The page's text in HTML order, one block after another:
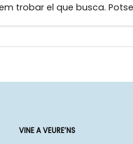
trobar el que busca.
VINE A VEURE’NS